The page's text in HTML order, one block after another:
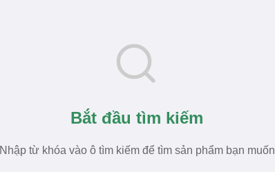
Bắt đầu tìm kiếm
Nhập từ khóa vào ô tìm kiếm để tìm sản phẩm bạn muốn